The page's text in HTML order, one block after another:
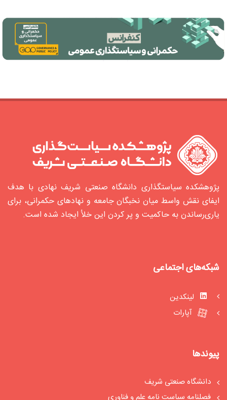
پژوهشکده سیاستگذاری دانشگاه صنعتی شریف نهادی با هدف
ایفای نقش واسط میان نخبگان جامعه و نهادهای حکمرانی، برای
یاری‌رساندن به حاکمیت و پر کردن این خلأ ایجاد شده‌ است.
شبکه‌های اجتماعی
لینکدین
آپارات
پیوندها
دانشگاه صنعتی شریف
فصلنامه سیاست‏ نامه علم و فناوری